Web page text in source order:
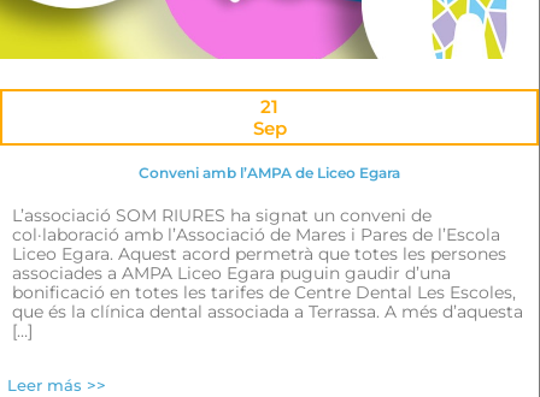
21
Sep
Conveni amb l’AMPA de Liceo Egara
L’associació SOM RIURES ha signat un conveni de
col·laboració amb l’Associació de Mares i Pares de l’Escola
Liceo Egara. Aquest acord permetrà que totes les persones
associades a AMPA Liceo Egara puguin gaudir d’una
bonificació en totes les tarifes de Centre Dental Les Escoles,
que és la clínica dental associada a Terrassa. A més d’aquesta
[…]
Leer más >>